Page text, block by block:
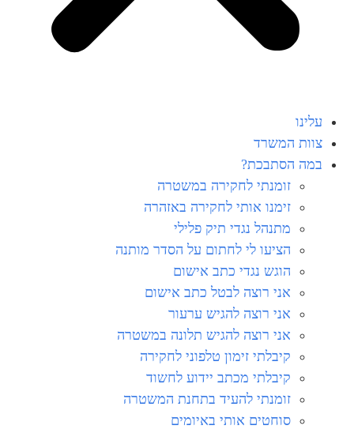
עלינו
צוות המשרד
במה הסתבכת?
זומנתי לחקירה במשטרה
זימנו אותי לחקירה באזהרה
מתנהל נגדי תיק פלילי
הציעו לי לחתום על הסדר מותנה
הוגש נגדי כתב אישום
אני רוצה לבטל כתב אישום
אני רוצה להגיש ערעור
אני רוצה להגיש תלונה במשטרה
קיבלתי זימון טלפוני לחקירה
קיבלתי מכתב יידוע לחשוד
זומנתי להעיד בתחנת המשטרה
סוחטים אותי באיומים